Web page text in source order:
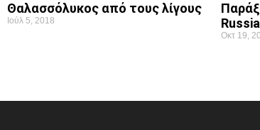
Θαλασσόλυκος από τους λίγους
Ιούλ 5, 2018
Russia
Οκτ 19,